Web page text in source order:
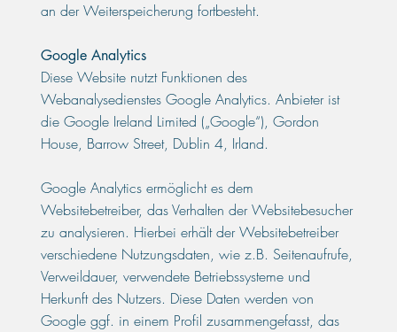
an der Weiterspeicherung fortbesteht.
Google Analytics
Diese Website nutzt Funktionen des
Webanalysedienstes Google Analytics. Anbieter ist
die Google Ireland Limited („Google“), Gordon
House, Barrow Street, Dublin 4, Irland.
Google Analytics ermöglicht es dem
Websitebetreiber, das Verhalten der Websitebesucher
zu analysieren. Hierbei erhält der Websitebetreiber
verschiedene Nutzungsdaten, wie z.B. Seitenaufrufe,
Verweildauer, verwendete Betriebssysteme und
Herkunft des Nutzers. Diese Daten werden von
Google ggf. in einem Profil zusammengefasst, das